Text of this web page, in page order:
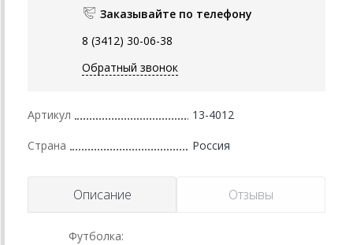
Заказывайте по телефону
8 (3412) 30-06-38
Обратный звонок
Артикул 13-4012
Страна Россия
Описание Отзывы
Футболка: